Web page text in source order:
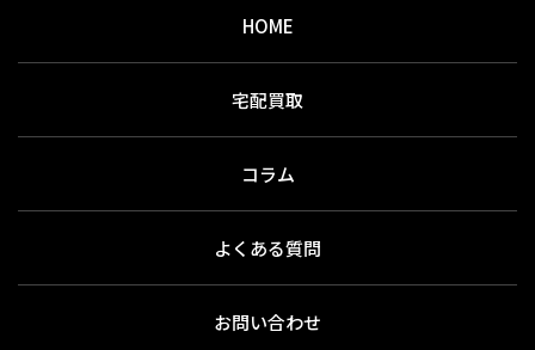
HOME
宅配買取
コラム
よくある質問
お問い合わせ